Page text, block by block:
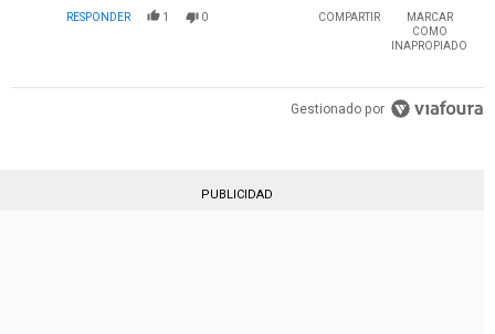
RESPONDER 1 0 COMPARTIR
MARCAR
COMO
INAPROPIADO
Gestionado por
PUBLICIDAD